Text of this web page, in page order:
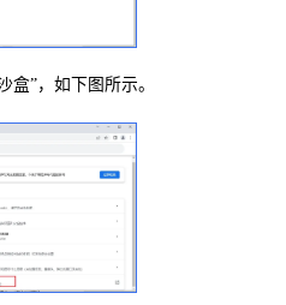
盒”，如下图所示。